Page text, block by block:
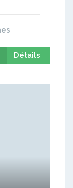
Détails